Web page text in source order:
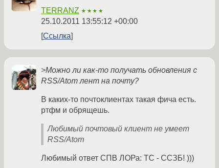
TERRANZ ★★★★
25.10.2011 13:55:12 +00:00
Ссылка
>Можно ли как-то получать обновления с
RSS/Atom лент на почту?
В каких-то почтоклиентах такая фича есть.
ртфм и обрящешь.
Любимый почтовый клиент не умеет
RSS/Atom
Любимый ответ СПВ ЛОРа: ТС - ССЗБ! )))